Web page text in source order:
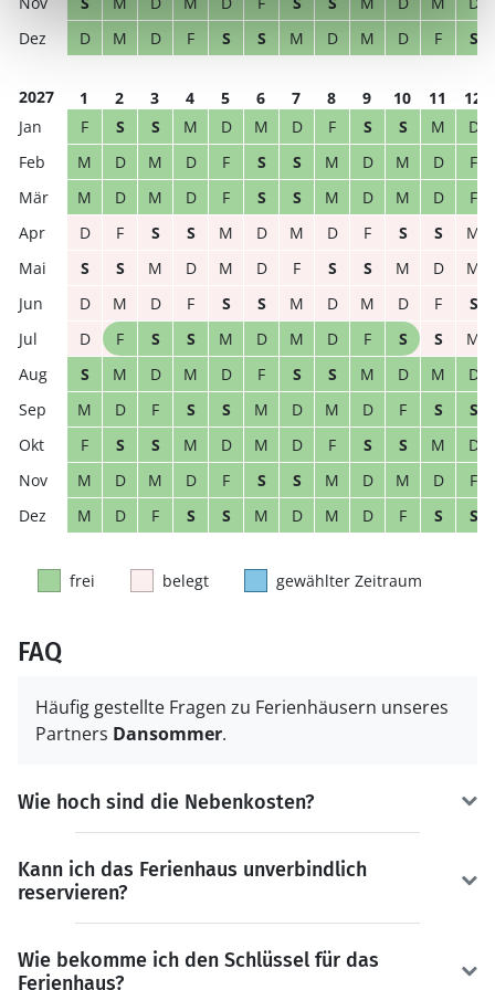
D
M D F S S M D M D F S
2027 1 2 3 4 5 6 7 8 9 10 11
12
F
S S M D M D F S S M
D
M
D M D F S S M D M D
F
M
D M D F S S M D M D
F
D
F S S M D M D F S S
M
S
S M D M D F S S M D
M
D
M D F S S M D M D F
S
D
F S S M D M D F S S
M
S
M D M D F S S M D M
D
M
D F S S M D M D F S
S
F
S S M D M D F S S M
D
M
D M D F S S M D M D
F
M
D F S S M D M D F S S
frei belegt gewählter Zeitraum
FAQ
Häufig gestellte Fragen zu Ferienhäusern unseres
Partners Dansommer.
Wie hoch sind die Nebenkosten?
Kann ich das Ferienhaus unverbindlich
reservieren?
Wie bekomme ich den Schlüssel für das
Ferienhaus?